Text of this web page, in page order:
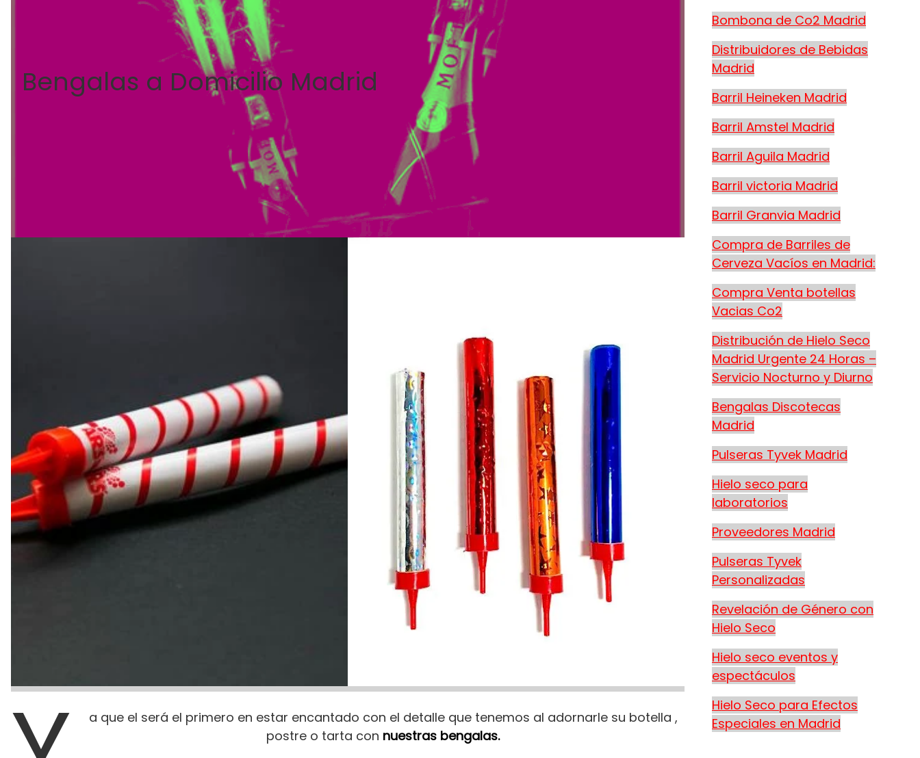
Bengalas a Domicilio Madrid
a que el será el primero en estar encantado con el detalle que tenemos al adornarle su botella ,
postre o tarta con nuestras bengalas.
Bombona de Co2 Madrid
Distribuidores de Bebidas
Madrid
Barril Heineken Madrid
Barril Amstel Madrid
Barril Aguila Madrid
Barril victoria Madrid
Barril Granvia Madrid
Compra de Barriles de
Cerveza Vacíos en Madrid:
Compra Venta botellas
Vacias Co2
Distribución de Hielo Seco
Madrid Urgente 24 Horas –
Servicio Nocturno y Diurno
Bengalas Discotecas
Madrid
Pulseras Tyvek Madrid
Hielo seco para
laboratorios
Proveedores Madrid
Pulseras Tyvek
Personalizadas
Revelación de Género con
Hielo Seco
Hielo seco eventos y
espectáculos
Hielo Seco para Efectos
Especiales en Madrid